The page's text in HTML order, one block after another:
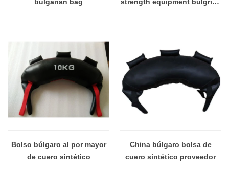
bulgarian bag
strength equipment bulgrian
Bolso búlgaro al por mayor
de cuero sintético
China búlgaro bolsa de
cuero sintético proveedor